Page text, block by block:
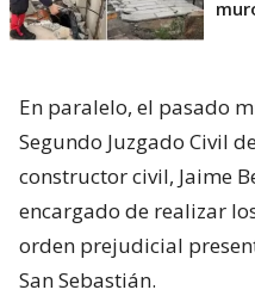
En paralelo, el pasado
Segundo Juzgado Civil
constructor civil, Jaime
encargado de realizar
orden prejudicial
San Sebastián.